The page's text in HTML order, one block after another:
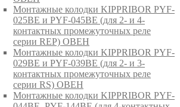
Монтажные колодки KIPPRIBOR PYF-
025BE и PYF-045BE (для 2- и 4-
контактных промежуточных реле
серии REP) ОВЕН
Монтажные колодки KIPPRIBOR PYF-
029BE и PYF-039BE (для 2- и 3-
контактных промежуточных реле
серии RS) ОВЕН
Монтажные колодки KIPPRIBOR PYF-